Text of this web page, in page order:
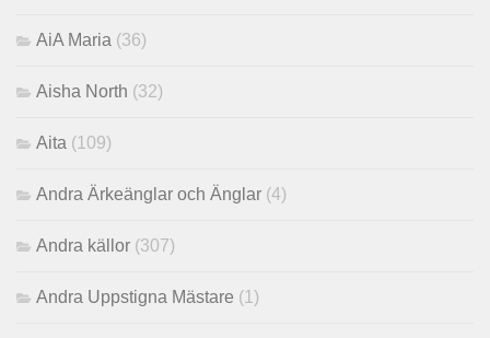
AiA Maria (36)
Aisha North (32)
Aita (109)
Andra Ärkeänglar och Änglar (4)
Andra källor (307)
Andra Uppstigna Mästare (1)